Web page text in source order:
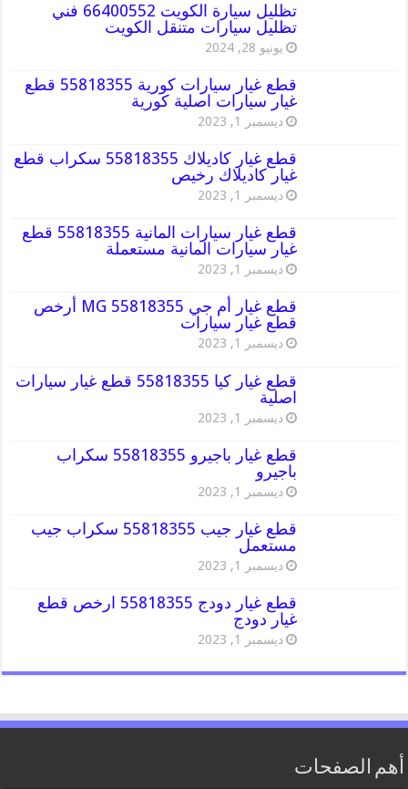
تظليل سيارة الكويت 66400552 فني
تظليل سيارات متنقل الكويت
يونيو 28, 2024
قطع غيار سيارات كورية 55818355 قطع
غيار سيارات اصلية كورية
ديسمبر 1, 2023
قطع غيار كاديلاك 55818355 سكراب قطع
غيار كاديلاك رخيص
ديسمبر 1, 2023
قطع غيار سيارات المانية 55818355 قطع
غيار سيارات المانية مستعملة
ديسمبر 1, 2023
قطع غيار أم جي MG 55818355 أرخص
قطع غيار سيارات
ديسمبر 1, 2023
قطع غيار كيا 55818355 قطع غيار سيارات
اصلية
ديسمبر 1, 2023
قطع غيار باجيرو 55818355 سكراب
باجيرو
ديسمبر 1, 2023
قطع غيار جيب 55818355 سكراب جيب
مستعمل
ديسمبر 1, 2023
قطع غيار دودج 55818355 ارخص قطع
غيار دودج
ديسمبر 1, 2023
أهم الصفحات